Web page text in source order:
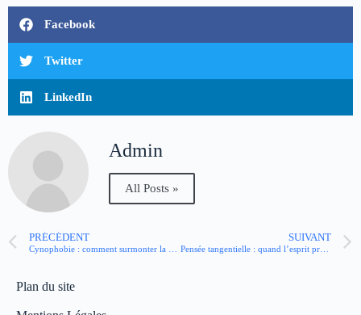
Facebook
Twitter
LinkedIn
Admin
All Posts »
PRÉCÉDENT SUIVANT
Pensée tangentielle : quand l’esprit prend des détours inattendus
Plan du site